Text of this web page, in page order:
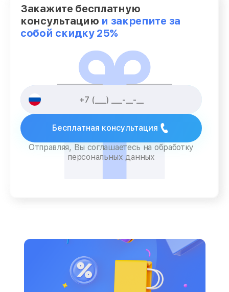
Закажите бесплатную
консультацию и закрепите за
собой скидку 25%
Бесплатная консультация
Отправляя, Вы соглашаетесь на обработку
персональных данных